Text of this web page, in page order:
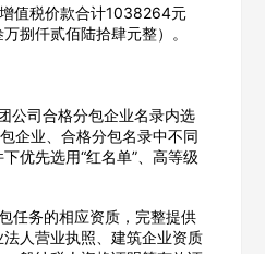
值税价款合计1038264元
捌仟贰佰陆拾肆元整）。
公司合格分包企业名录内选
企业、合格分包名录中不同
优先选用“红名单”、高等级
任务的相应资质，完整提供
人营业执照、建筑企业资质